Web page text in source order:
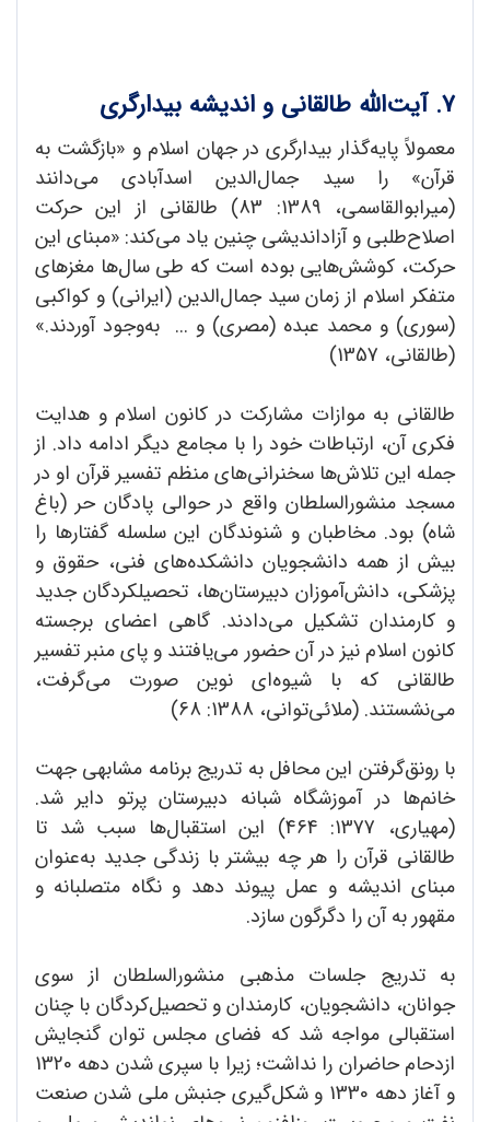
7. آیت‌الله طالقانی و اندیشه بیدارگری
معمولاً پایه‌گذار بیدارگری در جهان اسلام و «بازگشت به
قرآن» را سید جمال‌الدین اسدآبادی می‌دانند
(میرابوالقاسمی، 1389: 83) طالقانی از این حرکت
اصلاح‌طلبی و آزاداندیشی چنین یاد می‌کند: «مبنای این
حرکت، کوشش‌هایی بوده است که طی سال‌ها مغزهای
متفکر اسلام از زمان سید جمال‌الدین (ایرانی) و کواکبی
(سوری) و محمد عبده (مصری) و ... به‌وجود آوردند.»
(طالقانی، 1357)
طالقانی به موازات مشارکت در کانون اسلام و هدایت
فکری آن، ارتباطات خود را با مجامع دیگر ادامه داد. از
جمله این تلاش‌ها سخنرانی‌های منظم تفسیر قرآن او در
مسجد منشورالسلطان واقع در حوالی پادگان حر (باغ
شاه) بود. مخاطبان و شنوندگان این سلسله گفتارها را
بیش از همه دانشجویان دانشکده‌های فنی، حقوق و
پزشکی، دانش‌آموزان دبیرستان‌ها، تحصیلکردگان جدید
و کارمندان تشکیل می‌دادند. گاهی اعضای برجسته
کانون اسلام نیز در آن حضور می‌یافتند و پای منبر تفسیر
طالقانی که با شیوه‌ای نوین صورت می‌گرفت،
می‌نشستند. (ملائی‌توانی، 1388: 68)
با رونق‌گرفتن این محافل به تدریج برنامه مشابهی جهت
خانم‌ها در آموزشگاه شبانه دبیرستان پرتو دایر شد.
(مهیاری، 1377: 464) این استقبال‌ها سبب شد تا
طالقانی قرآن را هر چه بیشتر با زندگی جدید به‌عنوان
مبنای اندیشه و عمل پیوند دهد و نگاه متصلبانه و
مقهور به آن را دگرگون سازد.
به تدریج جلسات مذهبی منشورالسلطان از سوی
جوانان، دانشجویان، کارمندان و تحصیل‌کردگان با چنان
استقبالی مواجه شد که فضای مجلس توان گنجایش
ازدحام حاضران را نداشت؛ زیرا با سپری شدن دهه 1320
و آغاز دهه 1330 و شکل‌گیری جنبش ملی شدن صنعت